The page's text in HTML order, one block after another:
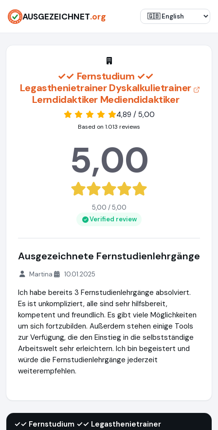
AUSGEZEICHNET.org
✓✓ Fernstudium ✓✓
Legasthenietrainer Dyskalkulietrainer
Lerndidaktiker Mediendidaktiker
4,89 / 5,00
Based on 1.013 reviews
5,00
5,00 / 5,00
Verified review
Ausgezeichnete Fernstudienlehrgänge
Martina 10.01.2025
Ich habe bereits 3 Fernstudienlehrgänge absolviert.
Es ist unkompliziert, alle sind sehr hilfsbereit,
kompetent und freundlich. Es gibt viele Möglichkeiten
um sich fortzubilden. Außerdem stehen einige Tools
zur Verfügung, die den Einstieg in die selbstständige
Arbeitswelt sehr erleichtern. Ich bin begeistert und
würde die Fernstudienlehrgänge jederzeit
weiterempfehlen.
✓✓ Fernstudium ✓✓ Legasthenietrainer